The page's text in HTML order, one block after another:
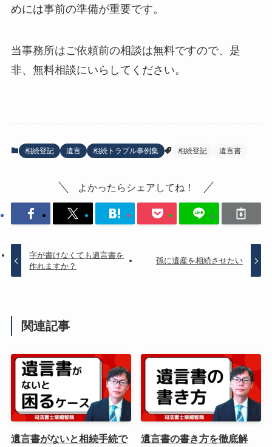
めには事前の準備が重要です。
当事務所はご依頼前の相談は無料ですので、是
非、無料相談にいらしてください。
相続登記 遺言 相続トラブル事例集 相続登記 遺言書
よかったらシェアしてね！
字が書けなくても遺言書を
作れますか？
孫に遺産を相続させたい
関連記事
遺言書がないと相続手続で
遺言書の書き方を徹底解